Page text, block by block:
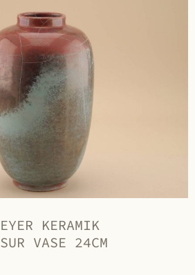
KERAMIK
VASE 24CM